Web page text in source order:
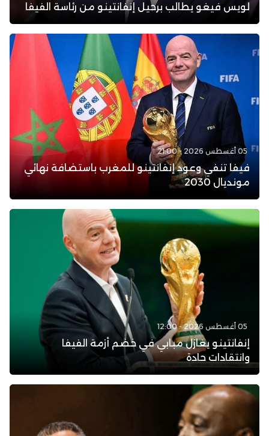
لويس فيغو يطالب برحيل إنفانتينو من رئاسة الفيفا
05 أغسطس 2026 - 21:00
فيفا تنفي وعود إنفانتينو للمغرب باستضافة نهائي
مونديال 2030
05 أغسطس 2026 - 12:00
إنفانتينو يغازل مبابي في خضم أزمة الفيفا
وانتقادات حادة